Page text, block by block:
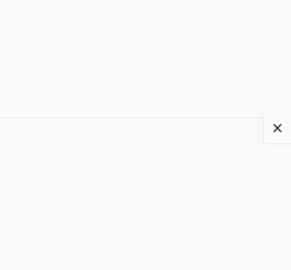
×